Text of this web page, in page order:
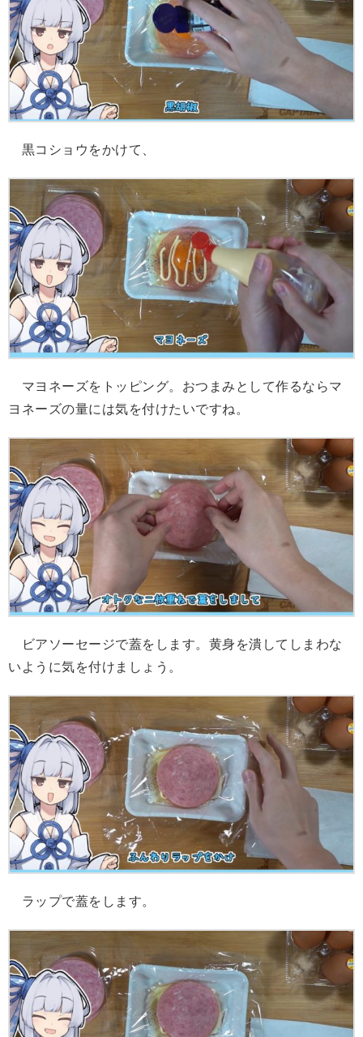
黒コショウをかけて、
マヨネーズをトッピング。おつまみとして作るならマ
ヨネーズの量には気を付けたいですね。
ビアソーセージで蓋をします。黄身を潰してしまわな
いように気を付けましょう。
ラップで蓋をします。